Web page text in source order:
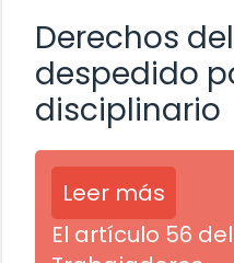
Derechos
despedido
disciplinario
Leer más
El artículo 56